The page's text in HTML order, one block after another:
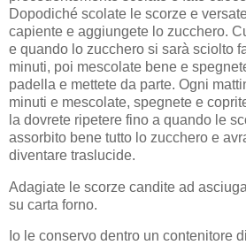
Dopodiché scolate le scorze e
capiente e aggiungete lo zucchero.
e quando lo zucchero si sarà sciolto
minuti, poi mescolate bene e
padella e mettete da parte. Ogni
minuti e mescolate, spegnete e
la dovrete ripetere fino a quando le
assorbito bene tutto lo zucchero e
diventare traslucide.
Adagiate le scorze candite ad
su carta forno.
Io le conservo dentro un contenitore